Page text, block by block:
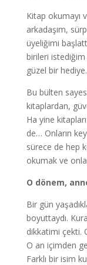
Kitap okumayı
arkadaşım,
üyeliğimi
birileri istediğim
güzel bir
Bu bülten
kitaplardan,
Ha yine
de… Onların
sürece de hep
okumak ve
O dönem,
Bir gün
boyuttaydı.
dikkatimi çekti.
O an içimden
Farklı bir isim